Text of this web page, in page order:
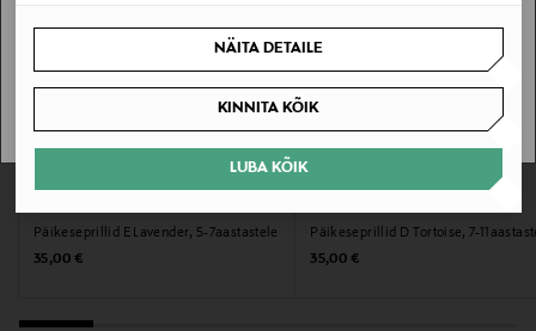
NÄITA DETAILE
KINNITA KÕIK
LUBA KÕIK
GOLDEN GREEN
Suurus
One size MM
Tootjamaa
Päikeseprillid E Lavender, 5-7aastastele
Original Price
35,00 €
Päikeseprillid D Tortoise, 7-
Original Price
35,00 €
SAAN ARU